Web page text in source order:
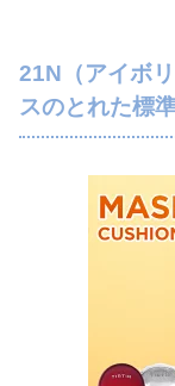
21N（アイボ
スのとれた標